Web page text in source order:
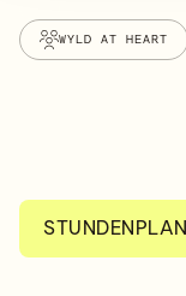
WYLD AT HEART
STUNDENPLAN